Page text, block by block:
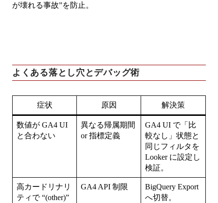
が壊れる事故”を防止。
よくある落とし穴とデバッグ術
症状 原因 解決策
数値が GA4 UI
と合わない
異なる帰属期間
or 指標定義
GA4 UI で「比
較なし」状態と
同じフィルタを
Looker に設定し
検証。
高カードリナリ
ティで “(other)”
GA4 API 制限
BigQuery Export
へ切替。